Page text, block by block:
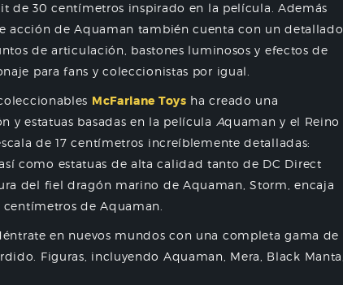
de 30 centímetros inspirado en la película. Además
acción de Aquaman también cuenta con un detallado
de articulación, bastones luminosos y efectos de
para fans y coleccionistas por igual.
McFarlane Toys ha creado una
y estatuas basadas en la película Aquaman y el Reino
de 17 centímetros increíblemente detalladas:
como estatuas de alta calidad tanto de DC Direct
del fiel dragón marino de Aquaman, Storm, encaja
de Aquaman.
en nuevos mundos con una completa gama de
Figuras, incluyendo Aquaman, Mera, Black Manta,